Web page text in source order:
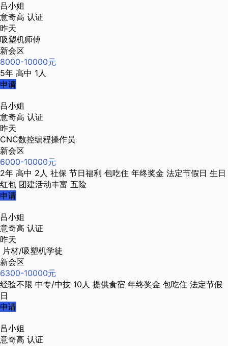
吕小姐
意奇高 认证
昨天
吸塑机师傅
新会区
8000-10000元
5年 高中 1人
申请
吕小姐
意奇高 认证
昨天
CNC数控编程操作员
新会区
6000-10000元
2年 高中 2人 社保 节日福利 包吃住 年终奖金 法定节假日 生日
红包 团建活动丰富 五险
申请
吕小姐
意奇高 认证
昨天
片材/吸塑机学徒
新会区
6300-10000元
经验不限 中专/中技 10人 提供食宿 年终奖金 包吃住 法定节假
日
申请
吕小姐
意奇高 认证